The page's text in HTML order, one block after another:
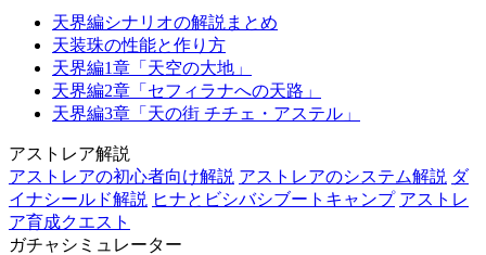
天界編シナリオの解説まとめ
天装珠の性能と作り方
天界編1章「天空の大地」
天界編2章「セフィラナへの天路」
天界編3章「天の街 チチェ・アステル」
アストレア解説
アストレアの初心者向け解説 アストレアのシステム解説 ダ
イナシールド解説 ヒナとビシバシブートキャンプ アストレ
ア育成クエスト
ガチャシミュレーター